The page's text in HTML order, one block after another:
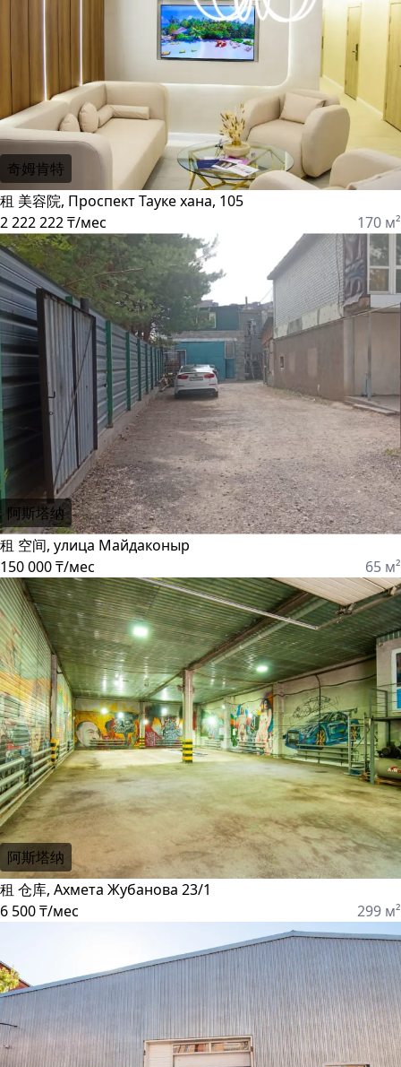
奇姆肯特
租 美容院, Проспект Тауке хана, 105
2 222 222 ₸/мес
170 м²
阿斯塔纳
租 空间, улица Майдаконыр
150 000 ₸/мес
65 м²
阿斯塔纳
租 仓库, Ахмета Жубанова 23/1
6 500 ₸/мес
299 м²